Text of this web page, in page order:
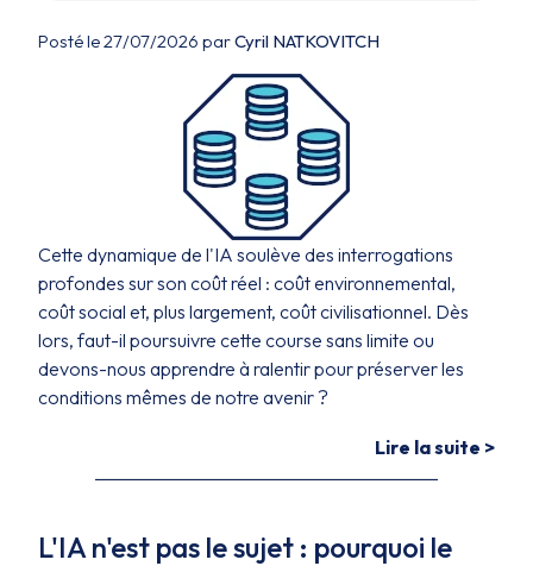
Posté le 27/07/2026 parCyril NATKOVITCH
Cette dynamique de l'IA soulève des interrogations
profondes sur son coût réel : coût environnemental,
coût social et, plus largement, coût civilisationnel. Dès
lors, faut-il poursuivre cette course sans limite ou
devons-nous apprendre à ralentir pour préserver les
conditions mêmes de notre avenir ?
Lire la suite >
L'IA n'est pas le sujet : pourquoi le